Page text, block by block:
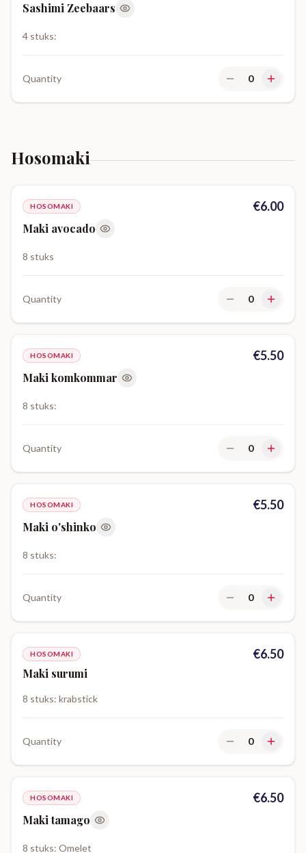
Sashimi Zeebaars
4 stuks:
Quantity 0
Hosomaki
HOSOMAKI
Maki avocado
€6.00
8 stuks
Quantity 0
HOSOMAKI
Maki komkommar
€5.50
8 stuks:
Quantity 0
HOSOMAKI
Maki o'shinko
€5.50
8 stuks:
Quantity 0
HOSOMAKI
Maki surumi
€6.50
8 stuks: krabstick
Quantity 0
HOSOMAKI
Maki tamago
€6.50
8 stuks: Omelet